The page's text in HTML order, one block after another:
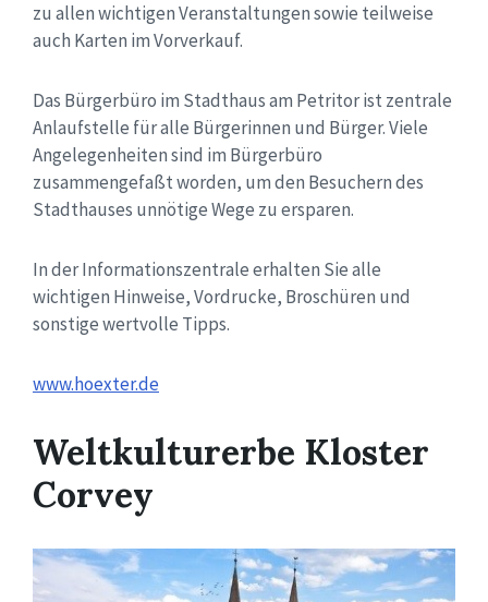
zu allen wichtigen Veranstaltungen sowie teilweise
auch Karten im Vorverkauf.
Das Bürgerbüro im Stadthaus am Petritor ist zentrale
Anlaufstelle für alle Bürgerinnen und Bürger. Viele
Angelegenheiten sind im Bürgerbüro
zusammengefaßt worden, um den Besuchern des
Stadthauses unnötige Wege zu ersparen.
In der Informationszentrale erhalten Sie alle
wichtigen Hinweise, Vordrucke, Broschüren und
sonstige wertvolle Tipps.
www.hoexter.de
Weltkulturerbe Kloster
Corvey